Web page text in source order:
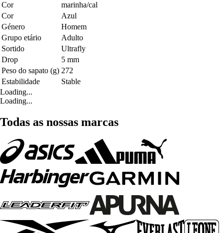
Cor
marinha/cal
Cor
Azul
Género
Homem
Grupo etário
Adulto
Sortido
Ultrafly
Drop
5 mm
Peso do sapato (g) 272
Estabilidade
Stable
Loading...
Loading...
Todas as nossas marcas